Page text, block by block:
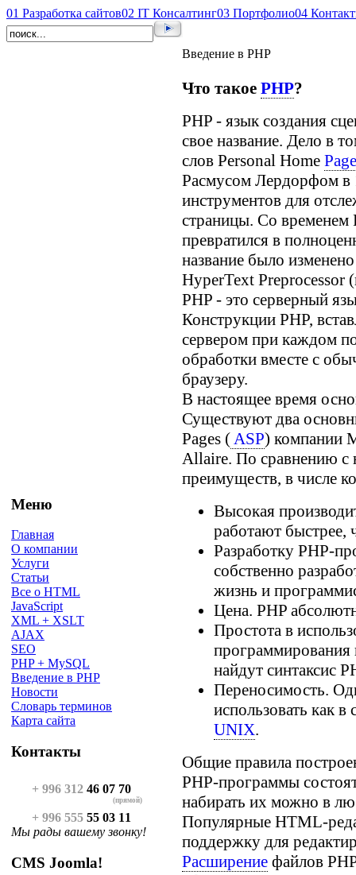
01 Разработка сайтов02 IT Консалтинг03 Портфолио04
Меню
Главная
О компании
Услуги
Статьи
Все о HTML
JavaScript
XML + XSLT
AJAX
SEO
PHP + MySQL
Введение в PHP
Новости
Словарь терминов
Карта сайта
Контакты
+ 996 312 46 07 70
(прямой)
+ 996 555 55 03 11
Мы рады вашему звонку!
CMS Joomla!
Введение в PHP
Что такое PHP?
PHP - язык создания
свое название. Дело в
слов Personal Home Page
Расмусом Лердорфом в
инструментов для
страницы. Со временем
превратился в
название было
HyperText Preprocessor
PHP - это серверный
Конструкции PHP,
сервером при каждом
обработки вместе с
браузеру.
В настоящее время
Существуют два
Pages (ASP) компании
Allaire. По сравнению с
преимуществ, в числе
Высокая
работают быстрее,
Разработку PHP-
собственно
жизнь и
Цена. PHP
Простота в
программирования
найдут синтаксис
Переносимость.
использовать как
UNIX.
Общие правила
PHP-программы
набирать их можно в
Популярные HTML-
поддержку для
Расширение файлов